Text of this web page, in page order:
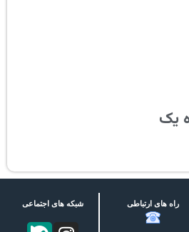
یک
راه های ارتباطی شبکه های اجتماعی